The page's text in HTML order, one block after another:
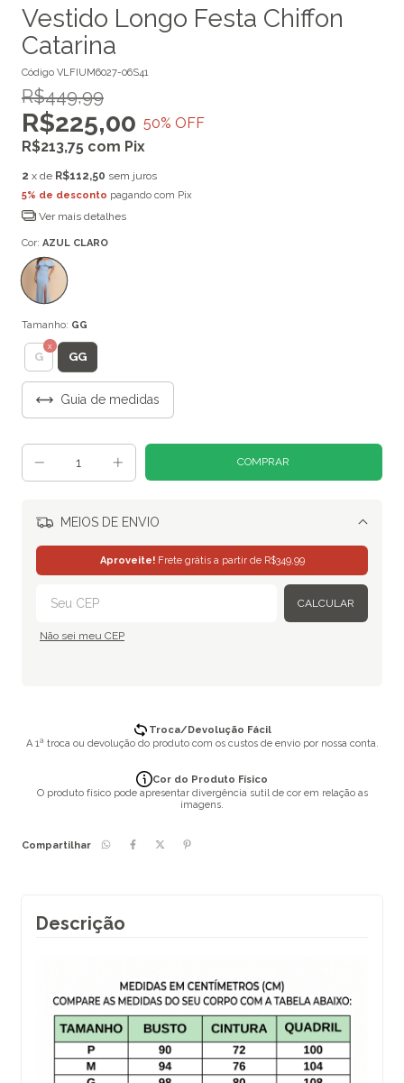
Vestido Longo Festa Chiffon
Catarina
Código VLFIUM6027-06S41
R$449,99
R$225,00 50% OFF
R$213,75 com Pix
2 x de R$112,50 sem juros
5% de desconto pagando com Pix
Ver mais detalhes
Cor: AZUL CLARO
Tamanho: GG
G GG
Guia de medidas
MEIOS DE ENVIO
Aproveite!Frete grátis a partir de R$349,99
CALCULAR
Não sei meu CEP
Troca/Devolução Fácil
A 1ª troca ou devolução do produto com os custos de envio por nossa conta.
Cor do Produto Físico
O produto físico pode apresentar divergência sutil de cor em relação as
imagens.
Compartilhar
Descrição